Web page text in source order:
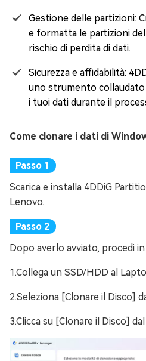
Gestione delle partizioni:
e formatta le partizioni del
rischio di perdita di dati.
Sicurezza e affidabilità:
uno strumento
i tuoi dati durante il
Come clonare i dati di
Scarica e installa 4DDiG
Lenovo.
Dopo averlo avviato, procedi in
1.Collega un SSD/HDD al
2.Seleziona [Clonare il Disco]
3.Clicca su [Clonare il Disco]